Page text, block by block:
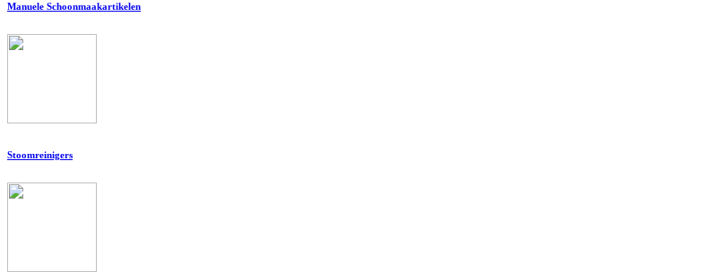
Manuele Schoonmaakartikelen
Stoomreinigers